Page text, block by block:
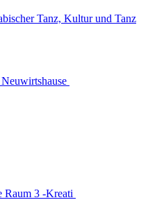
Tanz, Kultur und Tanz
Raum 3 -Kreati